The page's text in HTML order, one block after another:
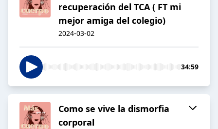
recuperación del TCA ( FT mi
mejor amiga del colegio)
2024-03-02
34:59
Como se vive la dismorfia
corporal